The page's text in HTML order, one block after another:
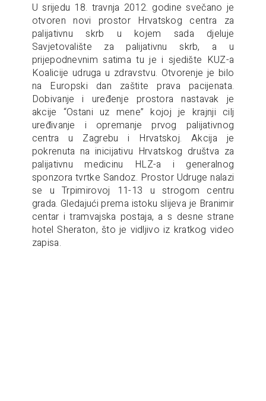
U srijedu 18. travnja 2012. godine svečano je
otvoren novi prostor Hrvatskog centra za
palijativnu skrb u kojem sada djeluje
Savjetovalište za palijativnu skrb, a u
prijepodnevnim satima tu je i sjedište KUZ-a
Koalicije udruga u zdravstvu. Otvorenje je bilo
na Europski dan zaštite prava pacijenata.
Dobivanje i uređenje prostora nastavak je
akcije “Ostani uz mene” kojoj je krajnji cilj
uređivanje i opremanje prvog palijativnog
centra u Zagrebu i Hrvatskoj. Akcija je
pokrenuta na inicijativu Hrvatskog društva za
palijativnu medicinu HLZ-a i generalnog
sponzora tvrtke Sandoz. Prostor Udruge nalazi
se u Trpimirovoj 11-13 u strogom centru
grada. Gledajući prema istoku slijeva je Branimir
centar i tramvajska postaja, a s desne strane
hotel Sheraton, što je vidljivo iz kratkog video
zapisa.